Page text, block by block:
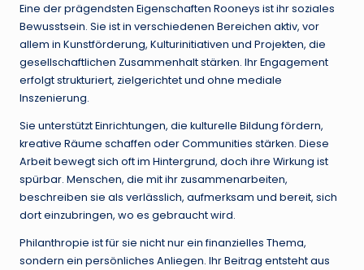
Eine der prägendsten Eigenschaften Rooneys ist ihr soziales
Bewusstsein. Sie ist in verschiedenen Bereichen aktiv, vor
allem in Kunstförderung, Kulturinitiativen und Projekten, die
gesellschaftlichen Zusammenhalt stärken. Ihr Engagement
erfolgt strukturiert, zielgerichtet und ohne mediale
Inszenierung.
Sie unterstützt Einrichtungen, die kulturelle Bildung fördern,
kreative Räume schaffen oder Communities stärken. Diese
Arbeit bewegt sich oft im Hintergrund, doch ihre Wirkung ist
spürbar. Menschen, die mit ihr zusammenarbeiten,
beschreiben sie als verlässlich, aufmerksam und bereit, sich
dort einzubringen, wo es gebraucht wird.
Philanthropie ist für sie nicht nur ein finanzielles Thema,
sondern ein persönliches Anliegen. Ihr Beitrag entsteht aus